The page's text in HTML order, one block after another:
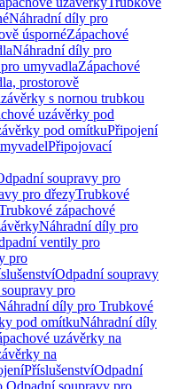
Náhradní díly pro
úspornéZápachové
Náhradní díly pro
umyvadlaZápachové
prostorově
s nornou trubkou
uzávěrky pod
pod omítkuPřipojení
Připojovací
soupravy pro
pro dřezyTrubkové
zápachové
Náhradní díly pro
ventily pro
pro
Odpadní soupravy
pro
díly pro Trubkové
pod omítkuNáhradní díly
uzávěrky na
na
PříslušenstvíOdpadní
Odpadní soupravy pro